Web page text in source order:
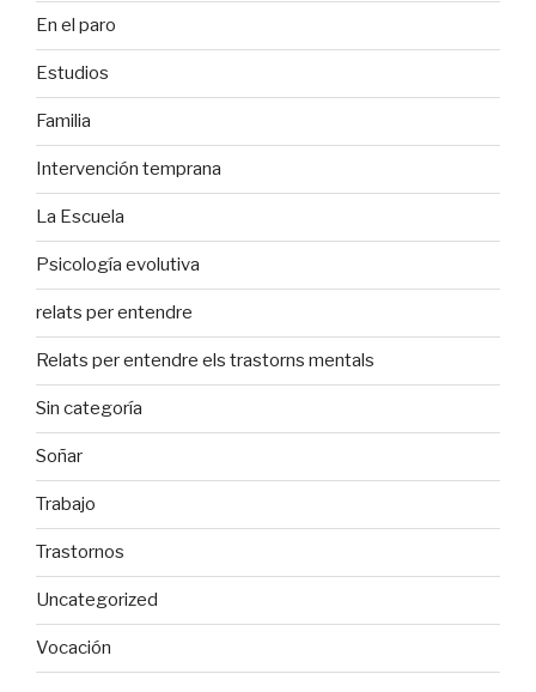
En el paro
Estudios
Familia
Intervención temprana
La Escuela
Psicología evolutiva
relats per entendre
Relats per entendre els trastorns mentals
Sin categoría
Soñar
Trabajo
Trastornos
Uncategorized
Vocación